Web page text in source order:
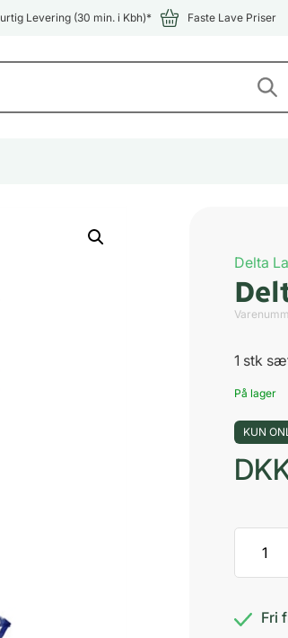
Levering (30 min. i Kbh)* Faste Lave Priser
Delta
1 stk
På lager
KUN
Fri